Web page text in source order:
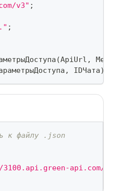
v3" ;
;
(ApiUrl ,
, IDЧата)
к файлу .json
api.com/